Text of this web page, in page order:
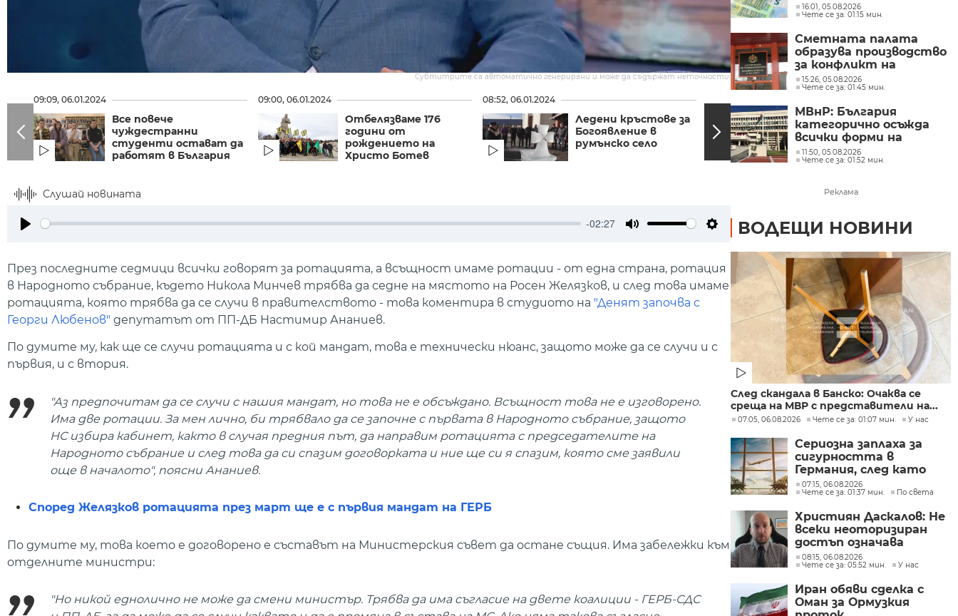
Субтитрите са автоматично генерирани и може да съдържат неточности.
09:09, 06.01.2024
Все повече
чуждестранни
студенти остават да
работят в България
09:00, 06.01.2024
Отбелязваме 176
години от
рождението на
Христо Ботев
08:52, 06.01.2024
Ледени кръстове за
Богоявление в
румънско село
Поразено е военно
летище в
окупирания Крим
Слушай новината
-02:27
Settings
През последните седмици всички говорят за ротацията, а всъщност имаме ротации - от една страна, ротация
в Народното събрание, където Никола Минчев трябва да седне на мястото на Росен Желязков, и след това имаме
ротацията, която трябва да се случи в правителството - това коментира в студиото на "Денят започва с
Георги Любенов" депутатът от ПП-ДБ Настимир Ананиев.
По думите му, как ще се случи ротацията и с кой мандат, това е технически нюанс, защото може да се случи и с
първия, и с втория.
"Аз предпочитам да се случи с нашия мандат, но това не е обсъждано. Всъщност това не е изговорено.
Има две ротации. За мен лично, би трябвало да се започне с първата в Народното събрание, защото
НС избира кабинет, както в случая предния път, да направим ротацията с председателите на
Народното събрание и след това да си спазим договорката и ние ще си я спазим, която сме заявили
още в началото", поясни Ананиев.
Според Желязков ротацията през март ще е с първия мандат на ГЕРБ
По думите му, това което е договорено е съставът на Министерския съвет да остане същия. Има забележки към
отделните министри:
"Но никой еднолично не може да смени министър. Трябва да има съгласие на двете коалиции - ГЕРБ-СДС
16:01, 05.08.2026
Чете се за: 01:15 мин.
Сметната палата
образува производство
за конфликт на
интереси при Делян
Пеевски
15:26, 05.08.2026
Чете се за: 01:45 мин.
МВнР: България
категорично осъжда
всички форми на
антисемитизъм
11:50, 05.08.2026
Чете се за: 01:52 мин.
Реклама
ВОДЕЩИ НОВИНИ
След скандала в Банско: Очаква се
среща на МВР с представители на...
07:05, 06.08.2026 Чете се за: 01:07 мин. У нас
Сериозна заплаха за
сигурността в
Германия, след като
дрон беше намерен на
летището в Лайпциг
07:15, 06.08.2026
Чете се за: 01:37 мин.
По света
Християн Даскалов: Не
всеки неоторизиран
достъп означава
пробив на данни, но
показва сериозни
пропуски в
киберсигурността
08:15, 06.08.2026
Чете се за: 05:52 мин.
У нас
Иран обяви сделка с
Оман за Ормузкия